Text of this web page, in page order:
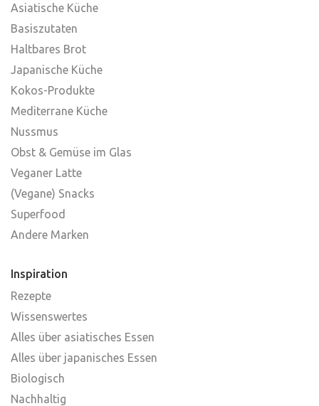
Asiatische Küche
Basiszutaten
Haltbares Brot
Japanische Küche
Kokos-Produkte
Mediterrane Küche
Nussmus
Obst & Gemüse im Glas
Veganer Latte
(Vegane) Snacks
Superfood
Andere Marken
Inspiration
Rezepte
Wissenswertes
Alles über asiatisches Essen
Alles über japanisches Essen
Biologisch
Nachhaltig